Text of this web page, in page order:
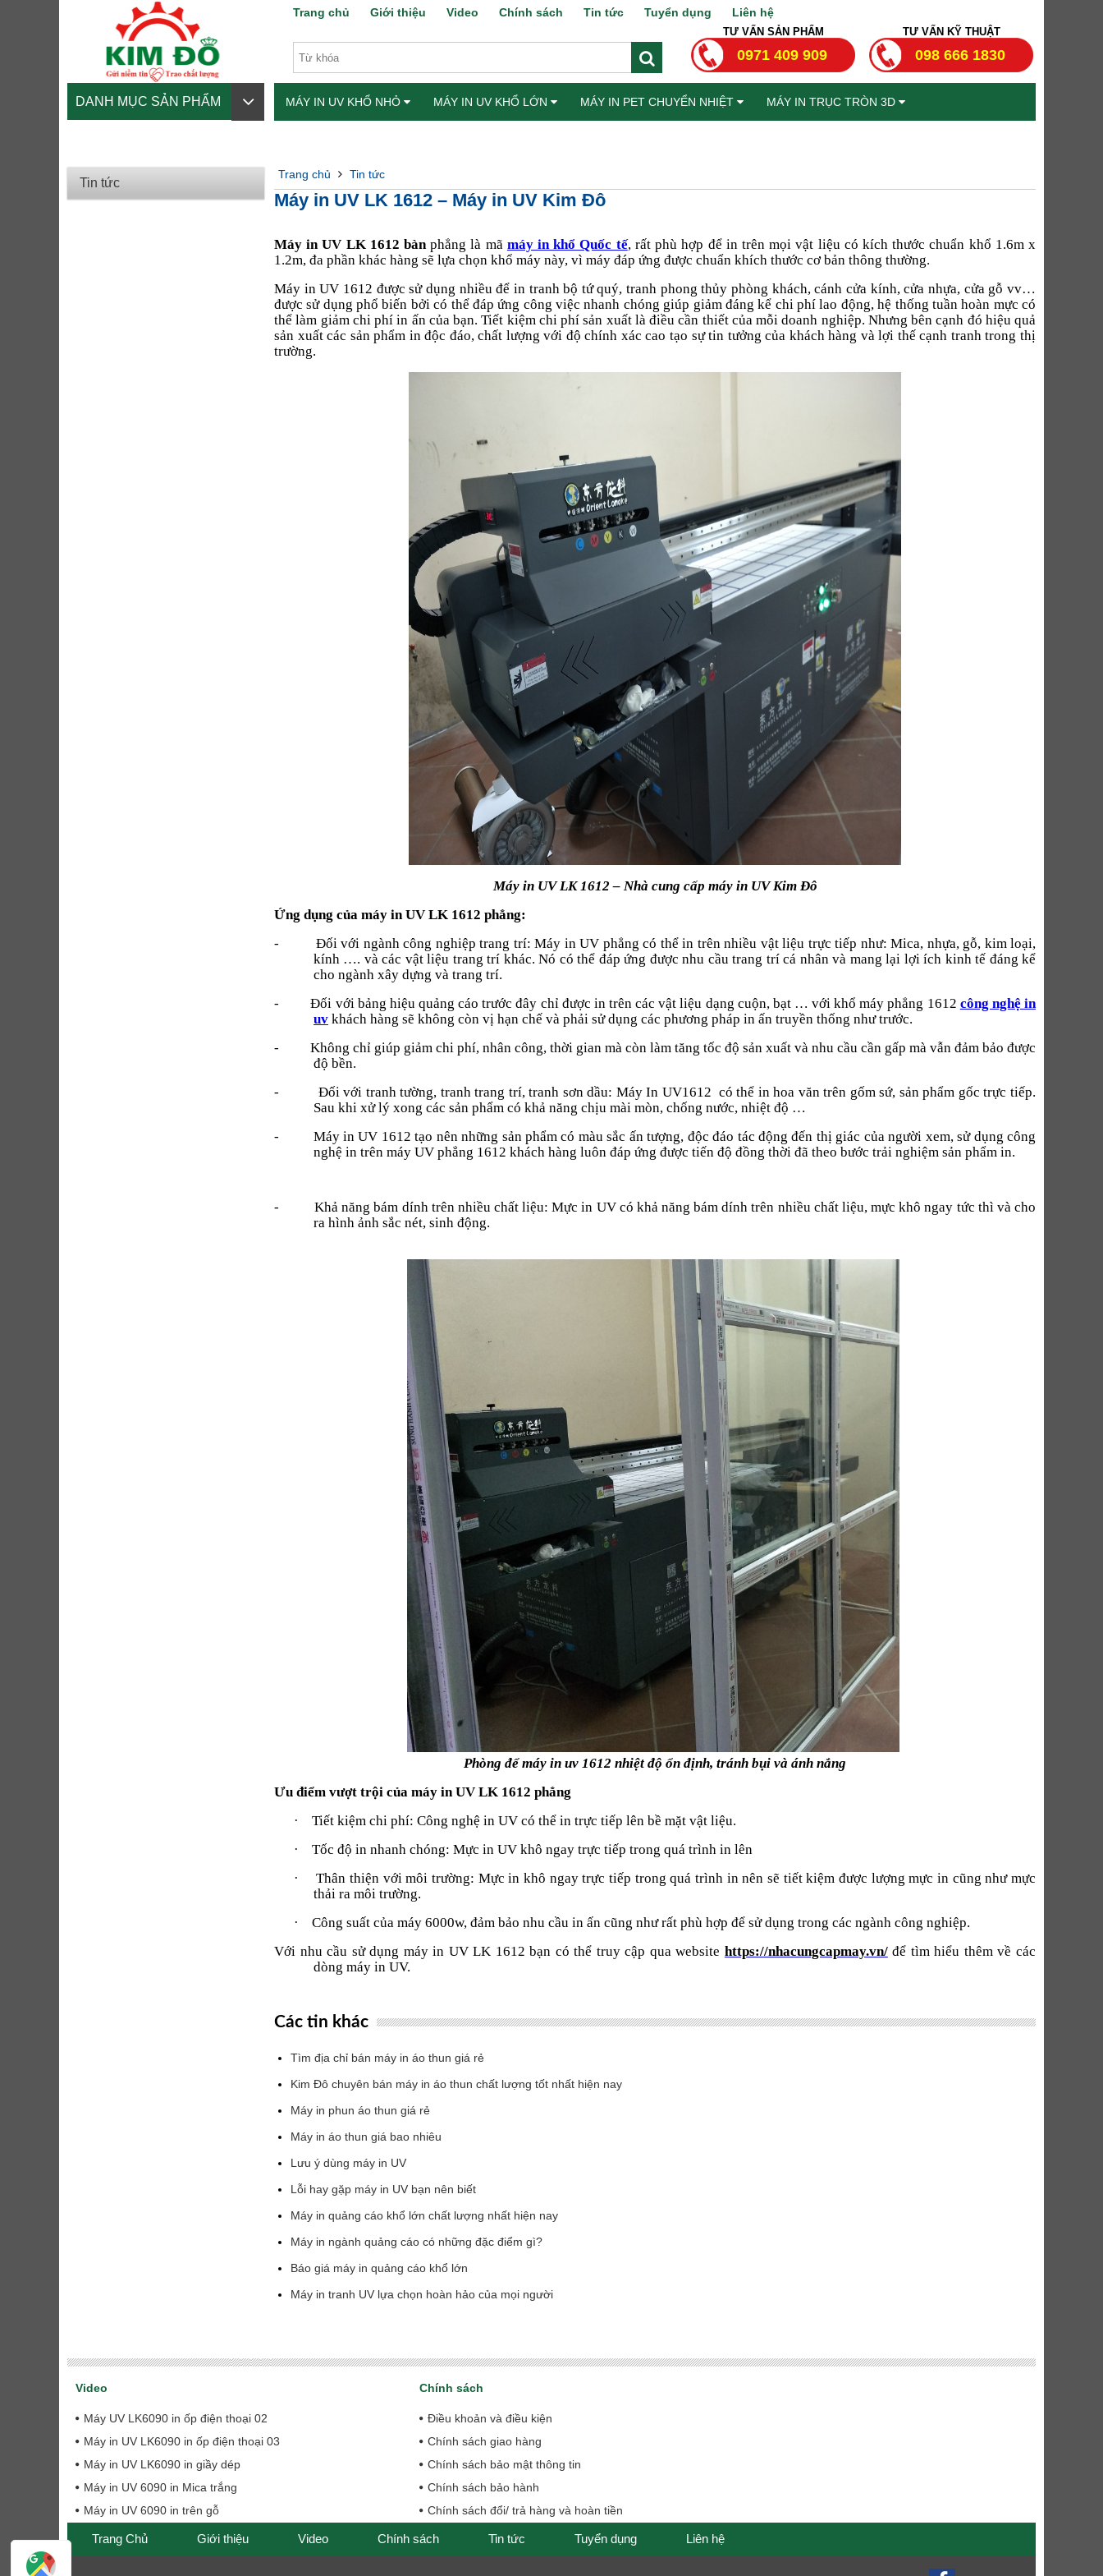
Trang chủ Giới thiệu Video Chính sách Tin tức Tuyển dụng Liên hệ
TƯ VẤN SẢN PHẨM
0971 409 909
TƯ VẤN KỸ THUẬT
098 666 1830
DANH MỤC SẢN PHẨM MÁY IN UV KHỔ NHỎ MÁY IN UV KHỔ LỚN MÁY IN PET CHUYỂN NHIỆT MÁY IN TRỤC TRÒN 3D
Tin tức
Trang chủ Tin tức
Máy in UV LK 1612 – Máy in UV Kim Đô
Máy in UV LK 1612 bànphẳng là mã máy in khổ Quốc tế, rất phù hợp để in trên mọi vật liệu có kích thước chuẩn khổ 1.6m x
1.2m, đa phần khác hàng sẽ lựa chọn khổ máy này, vì máy đáp ứng được chuẩn khích thước cơ bản thông thường.
Máy in UV 1612 được sử dụng nhiều để in tranh bộ tứ quý, tranh phong thủy phòng khách, cánh cửa kính, cửa nhựa, cửa gỗ vv…
được sử dụng phổ biến bởi có thể đáp ứng công việc nhanh chóng giúp giảm đáng kể chi phí lao động, hệ thống tuần hoàn mực có
thể làm giảm chi phí in ấn của bạn. Tiết kiệm chi phí sản xuất là điều cần thiết của mỗi doanh nghiệp. Nhưng bên cạnh đó hiệu quả
sản xuất các sản phẩm in độc đáo, chất lượng với độ chính xác cao tạo sự tin tưởng của khách hàng và lợi thế cạnh tranh trong thị
trường.
Máy in UV LK 1612 – Nhà cung cấp máy in UV Kim Đô
Ứng dụng của máy in UV LK 1612 phẳng:
-
Đối với ngành công nghiệp trang trí: Máy in UV phẳng có thể in trên nhiều vật liệu trực tiếp như: Mica, nhựa, gỗ, kim loại,
kính …. và các vật liệu trang trí khác. Nó có thể đáp ứng được nhu cầu trang trí cá nhân và mang lại lợi ích kinh tế đáng kể
cho ngành xây dựng và trang trí.
-
Đối với bảng hiệu quảng cáo trước đây chỉ được in trên các vật liệu dạng cuộn, bạt … với khổ máy phẳng 1612 công nghệ in
uv khách hàng sẽ không còn vị hạn chế và phải sử dụng các phương pháp in ấn truyền thống như trước.
-
Không chỉ giúp giảm chi phí, nhân công, thời gian mà còn làm tăng tốc độ sản xuất và nhu cầu cần gấp mà vẫn đảm bảo được
độ bền.
-
Đối với tranh tường, tranh trang trí, tranh sơn dầu: Máy In UV1612 có thể in hoa văn trên gốm sứ, sản phẩm gốc trực tiếp.
Sau khi xử lý xong các sản phẩm có khả năng chịu mài mòn, chống nước, nhiệt độ …
-
Máy in UV 1612 tạo nên những sản phẩm có màu sắc ấn tượng, độc đáo tác động đến thị giác của người xem, sử dụng công
nghệ in trên máy UV phẳng 1612 khách hàng luôn đáp ứng được tiến độ đồng thời đã theo bước trải nghiệm sản phẩm in.
-
Khả năng bám dính trên nhiều chất liệu: Mực in UV có khả năng bám dính trên nhiều chất liệu, mực khô ngay tức thì và cho
ra hình ảnh sắc nét, sinh động.
Phòng để máy in uv 1612 nhiệt độ ổn định, tránh bụi và ánh nắng
Ưu điểm vượt trội của máy in UV LK 1612 phẳng
·
Tiết kiệm chi phí: Công nghệ in UV có thể in trực tiếp lên bề mặt vật liệu.
·
Tốc độ in nhanh chóng: Mực in UV khô ngay trực tiếp trong quá trình in lên
·
Thân thiện với môi trường: Mực in khô ngay trực tiếp trong quá trình in nên sẽ tiết kiệm được lượng mực in cũng như mực
thải ra môi trường.
·
Công suất của máy 6000w, đảm bảo nhu cầu in ấn cũng như rất phù hợp để sử dụng trong các ngành công nghiệp.
Với nhu cầu sử dụng máy in UV LK 1612 bạn có thể truy cập qua website https://nhacungcapmay.vn/để tìm hiểu thêm về các
dòng máy in UV.
Các tin khác
Tìm địa chỉ bán máy in áo thun giá rẻ
Kim Đô chuyên bán máy in áo thun chất lượng tốt nhất hiện nay
Máy in phun áo thun giá rẻ
Máy in áo thun giá bao nhiêu
Lưu ý dùng máy in UV
Lỗi hay gặp máy in UV bạn nên biết
Máy in quảng cáo khổ lớn chất lượng nhất hiện nay
Máy in ngành quảng cáo có những đặc điểm gì?
Báo giá máy in quảng cáo khổ lớn
Máy in tranh UV lựa chọn hoàn hảo của mọi người
Video
Máy UV LK6090 in ốp điện thoại 02
Máy in UV LK6090 in ốp điện thoại 03
Máy in UV LK6090 in giầy dép
Máy in UV 6090 in Mica trắng
Máy in UV 6090 in trên gỗ
Chính sách
Điều khoản và điều kiện
Chính sách giao hàng
Chính sách bảo mật thông tin
Chính sách bảo hành
Chính sách đổi/ trả hàng và hoàn tiền
Trang Chủ Giới thiệu Video Chính sách Tin tức Tuyển dụng Liên hệ